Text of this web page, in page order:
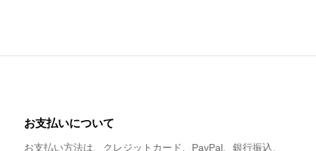
お支払いについて
お支払い方法は、クレジットカード、PayPal、銀行振込、